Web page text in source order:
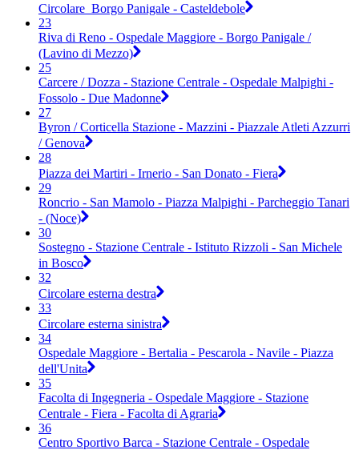
Circolare_Borgo Panigale - Casteldebole
23
Riva di Reno - Ospedale Maggiore - Borgo Panigale /
(Lavino di Mezzo)
25
Carcere / Dozza - Stazione Centrale - Ospedale Malpighi -
Fossolo - Due Madonne
27
Byron / Corticella Stazione - Mazzini - Piazzale Atleti Azzurri
/ Genova
28
Piazza dei Martiri - Irnerio - San Donato - Fiera
29
Roncrio - San Mamolo - Piazza Malpighi - Parcheggio Tanari
- (Noce)
30
Sostegno - Stazione Centrale - Istituto Rizzoli - San Michele
in Bosco
32
Circolare esterna destra
33
Circolare esterna sinistra
34
Ospedale Maggiore - Bertalia - Pescarola - Navile - Piazza
dell'Unita
35
Facolta di Ingegneria - Ospedale Maggiore - Stazione
Centrale - Fiera - Facolta di Agraria
36
Centro Sportivo Barca - Stazione Centrale - Ospedale